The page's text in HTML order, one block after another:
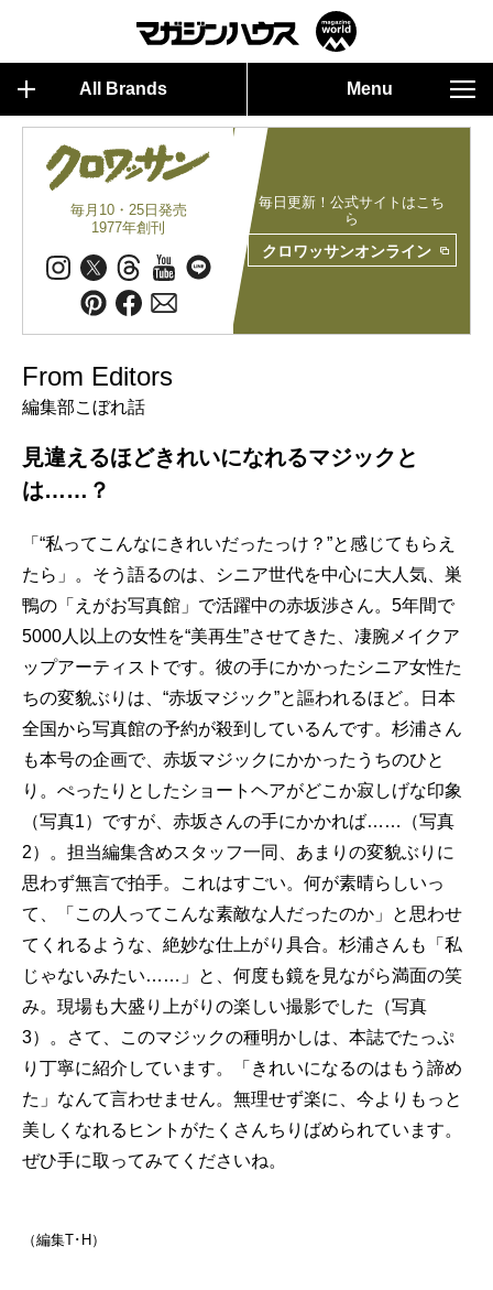
All Brands Menu
毎月10・25日発売
1977年創刊
毎日更新！公式サイトはこち
ら
クロワッサンオンライン
From Editors
編集部こぼれ話
見違えるほどきれいになれるマジックと
は……？
「“私ってこんなにきれいだったっけ？”と感じてもらえ
たら」。そう語るのは、シニア世代を中心に大人気、巣
鴨の「えがお写真館」で活躍中の赤坂渉さん。5年間で
5000人以上の女性を“美再生”させてきた、凄腕メイクア
ップアーティストです。彼の手にかかったシニア女性た
ちの変貌ぶりは、“赤坂マジック”と謳われるほど。日本
全国から写真館の予約が殺到しているんです。杉浦さん
も本号の企画で、赤坂マジックにかかったうちのひと
り。ぺったりとしたショートヘアがどこか寂しげな印象
（写真1）ですが、赤坂さんの手にかかれば……（写真
2）。担当編集含めスタッフ一同、あまりの変貌ぶりに
思わず無言で拍手。これはすごい。何が素晴らしいっ
て、「この人ってこんな素敵な人だったのか」と思わせ
てくれるような、絶妙な仕上がり具合。杉浦さんも「私
じゃないみたい……」と、何度も鏡を見ながら満面の笑
み。現場も大盛り上がりの楽しい撮影でした（写真
3）。さて、このマジックの種明かしは、本誌でたっぷ
り丁寧に紹介しています。「きれいになるのはもう諦め
た」なんて言わせません。無理せず楽に、今よりもっと
美しくなれるヒントがたくさんちりばめられています。
ぜひ手に取ってみてくださいね。
（編集T･H）